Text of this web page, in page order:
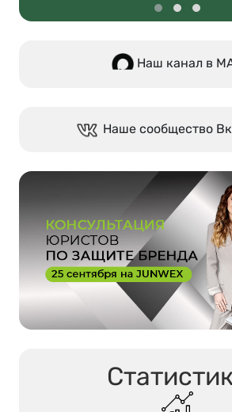
Наш канал в
Наше сообщество